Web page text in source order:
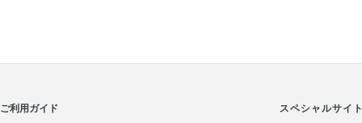
ご利用ガイド スペシャルサイト